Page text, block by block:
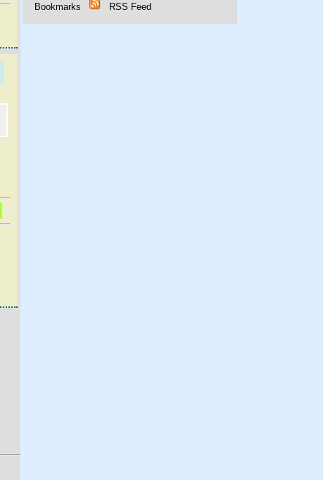
Bookmarks RSS Feed